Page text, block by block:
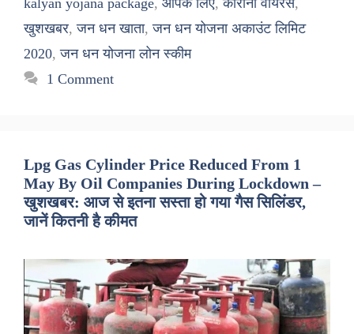
खुशखबर,जन धन खाता,जन धन योजना अकाउंट लिमिट
2020,जन धन योजना लोन स्कीम
1 Comment
Lpg Gas Cylinder Price Reduced From 1
May By Oil Companies During Lockdown –
खुशखबर: आज से इतना सस्ता हो गया गैस सिलिंडर,
जानें कितनी है कीमत